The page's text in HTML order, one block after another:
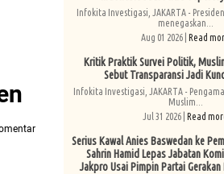
Infokita Investigasi, JAKARTA -
menegaskan...
Aug 01 2026 | Read
Kritik Praktik Survei Politik,
Sebut Transparansi Jadi
Infokita Investigasi, JAKARTA -
Muslim...
Jul 31 2026 | Read
Serius Kawal Anies Baswedan ke
Sahrin Hamid Lepas Jabatan
Jakpro Usai Pimpin Partai Gerakan